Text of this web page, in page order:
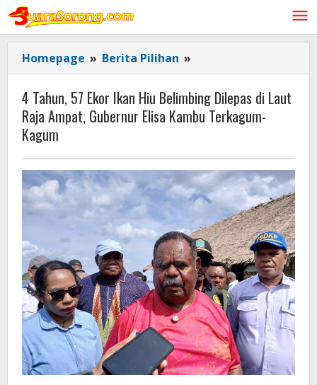
Lewati
konten
Homepage » Berita Pilihan »
Tahun,
57
Ekor
Ikan
Belimbing
Dilepas
di
Laut
Raja
Ampat,
Gubernur
Elisa
Kambu
Terkagum-
Kagum
4 Tahun, 57 Ekor Ikan Hiu Belimbing Dilepas di Laut
Raja Ampat, Gubernur Elisa Kambu Terkagum-
Kagum